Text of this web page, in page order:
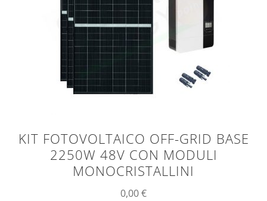
KIT FOTOVOLTAICO OFF-GRID BASE
2250W 48V CON MODULI
MONOCRISTALLINI
0,00€